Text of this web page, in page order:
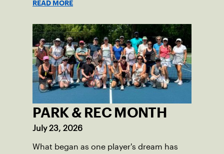
READ MORE
PARK & REC MONTH
July 23, 2026
What began as one player's dream has